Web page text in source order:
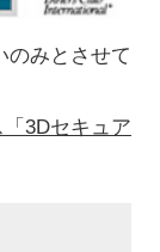
のみとさせて
3Dセキュア